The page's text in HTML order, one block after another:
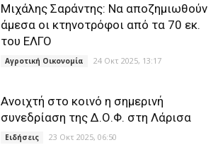
Μιχάλης Σαράντης: Να αποζημιωθούν
άμεσα οι κτηνοτρόφοι από τα 70 εκ.
του ΕΛΓΟ
Αγροτική Οικονομία 24 Οκτ 2025, 13:17
Ανοιχτή στο κοινό η σημερινή
συνεδρίαση της Δ.Ο.Φ. στη Λάρισα
Ειδήσεις 23 Οκτ 2025, 06:50